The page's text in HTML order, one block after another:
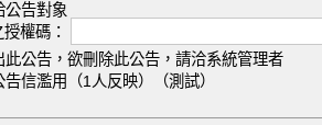
公告對象
權碼：
此公告，欲刪除此公告，請洽系統管理者
信濫用（1人反映）（測試）